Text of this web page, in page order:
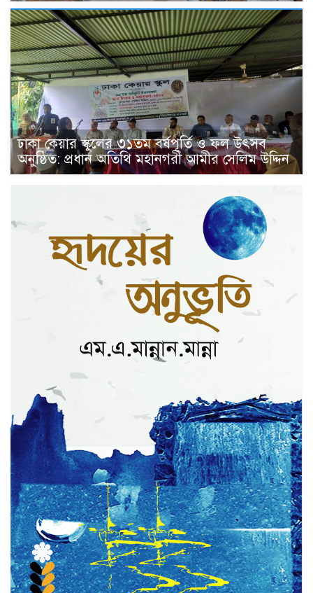
ঢাকা কেয়ার স্কুলের ৩১তম বর্ষপূর্তি ও ফল উৎসব
অনুষ্ঠিত: প্রধান অতিথি মহানগরী আমীর সেলিম উদ্দিন